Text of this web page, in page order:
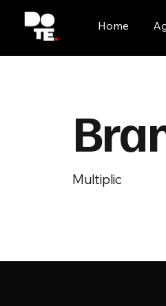
Home
Multiplic